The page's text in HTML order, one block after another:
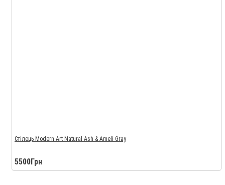
Стілець Modern Art Natural Ash & Ameli Gray
5500Грн